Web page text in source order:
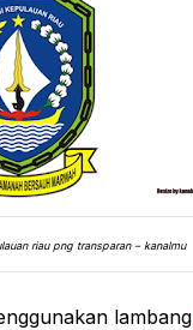
riau png transparan – kanalmu
lambang